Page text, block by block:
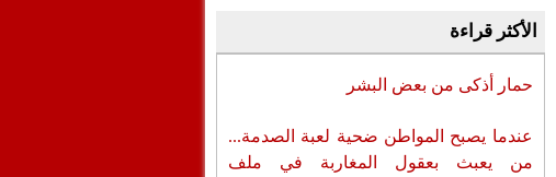
الأكثر قراءة
حمار أذكى من بعض البشر
عندما يصبح المواطن ضحية لعبة الصدمة...
من يعبث بعقول المغاربة في ملف